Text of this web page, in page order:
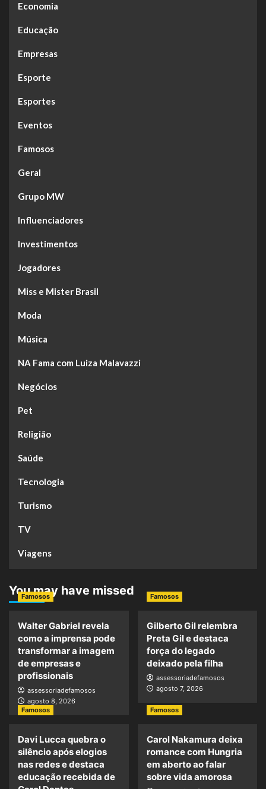
Economia
Educação
Empresas
Esporte
Esportes
Eventos
Famosos
Geral
Grupo MW
Influenciadores
Investimentos
Jogadores
Miss e Mister Brasil
Moda
Música
NA Fama com Luiza Malavazzi
Negócios
Pet
Religião
Saúde
Tecnologia
Turismo
TV
Viagens
You may have missed
Famosos
Walter Gabriel revela
como a imprensa pode
transformar a imagem
de empresas e
profissionais
assessoriadefamosos
agosto 8, 2026
Famosos
Gilberto Gil relembra
Preta Gil e destaca
força do legado
deixado pela filha
assessoriadefamosos
agosto 7, 2026
Famosos
Davi Lucca quebra o
silêncio após elogios
nas redes e destaca
educação recebida de
Famosos
Carol Nakamura deixa
romance com Hungria
em aberto ao falar
sobre vida amorosa